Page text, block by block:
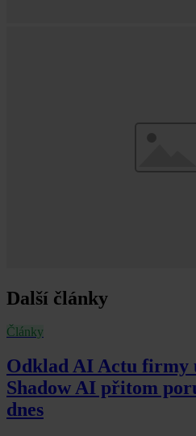
Další články
Články
Odklad AI Actu
Shadow AI přitom
dnes